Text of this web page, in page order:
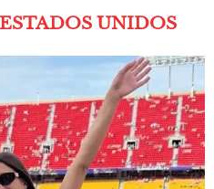
UNIDOS